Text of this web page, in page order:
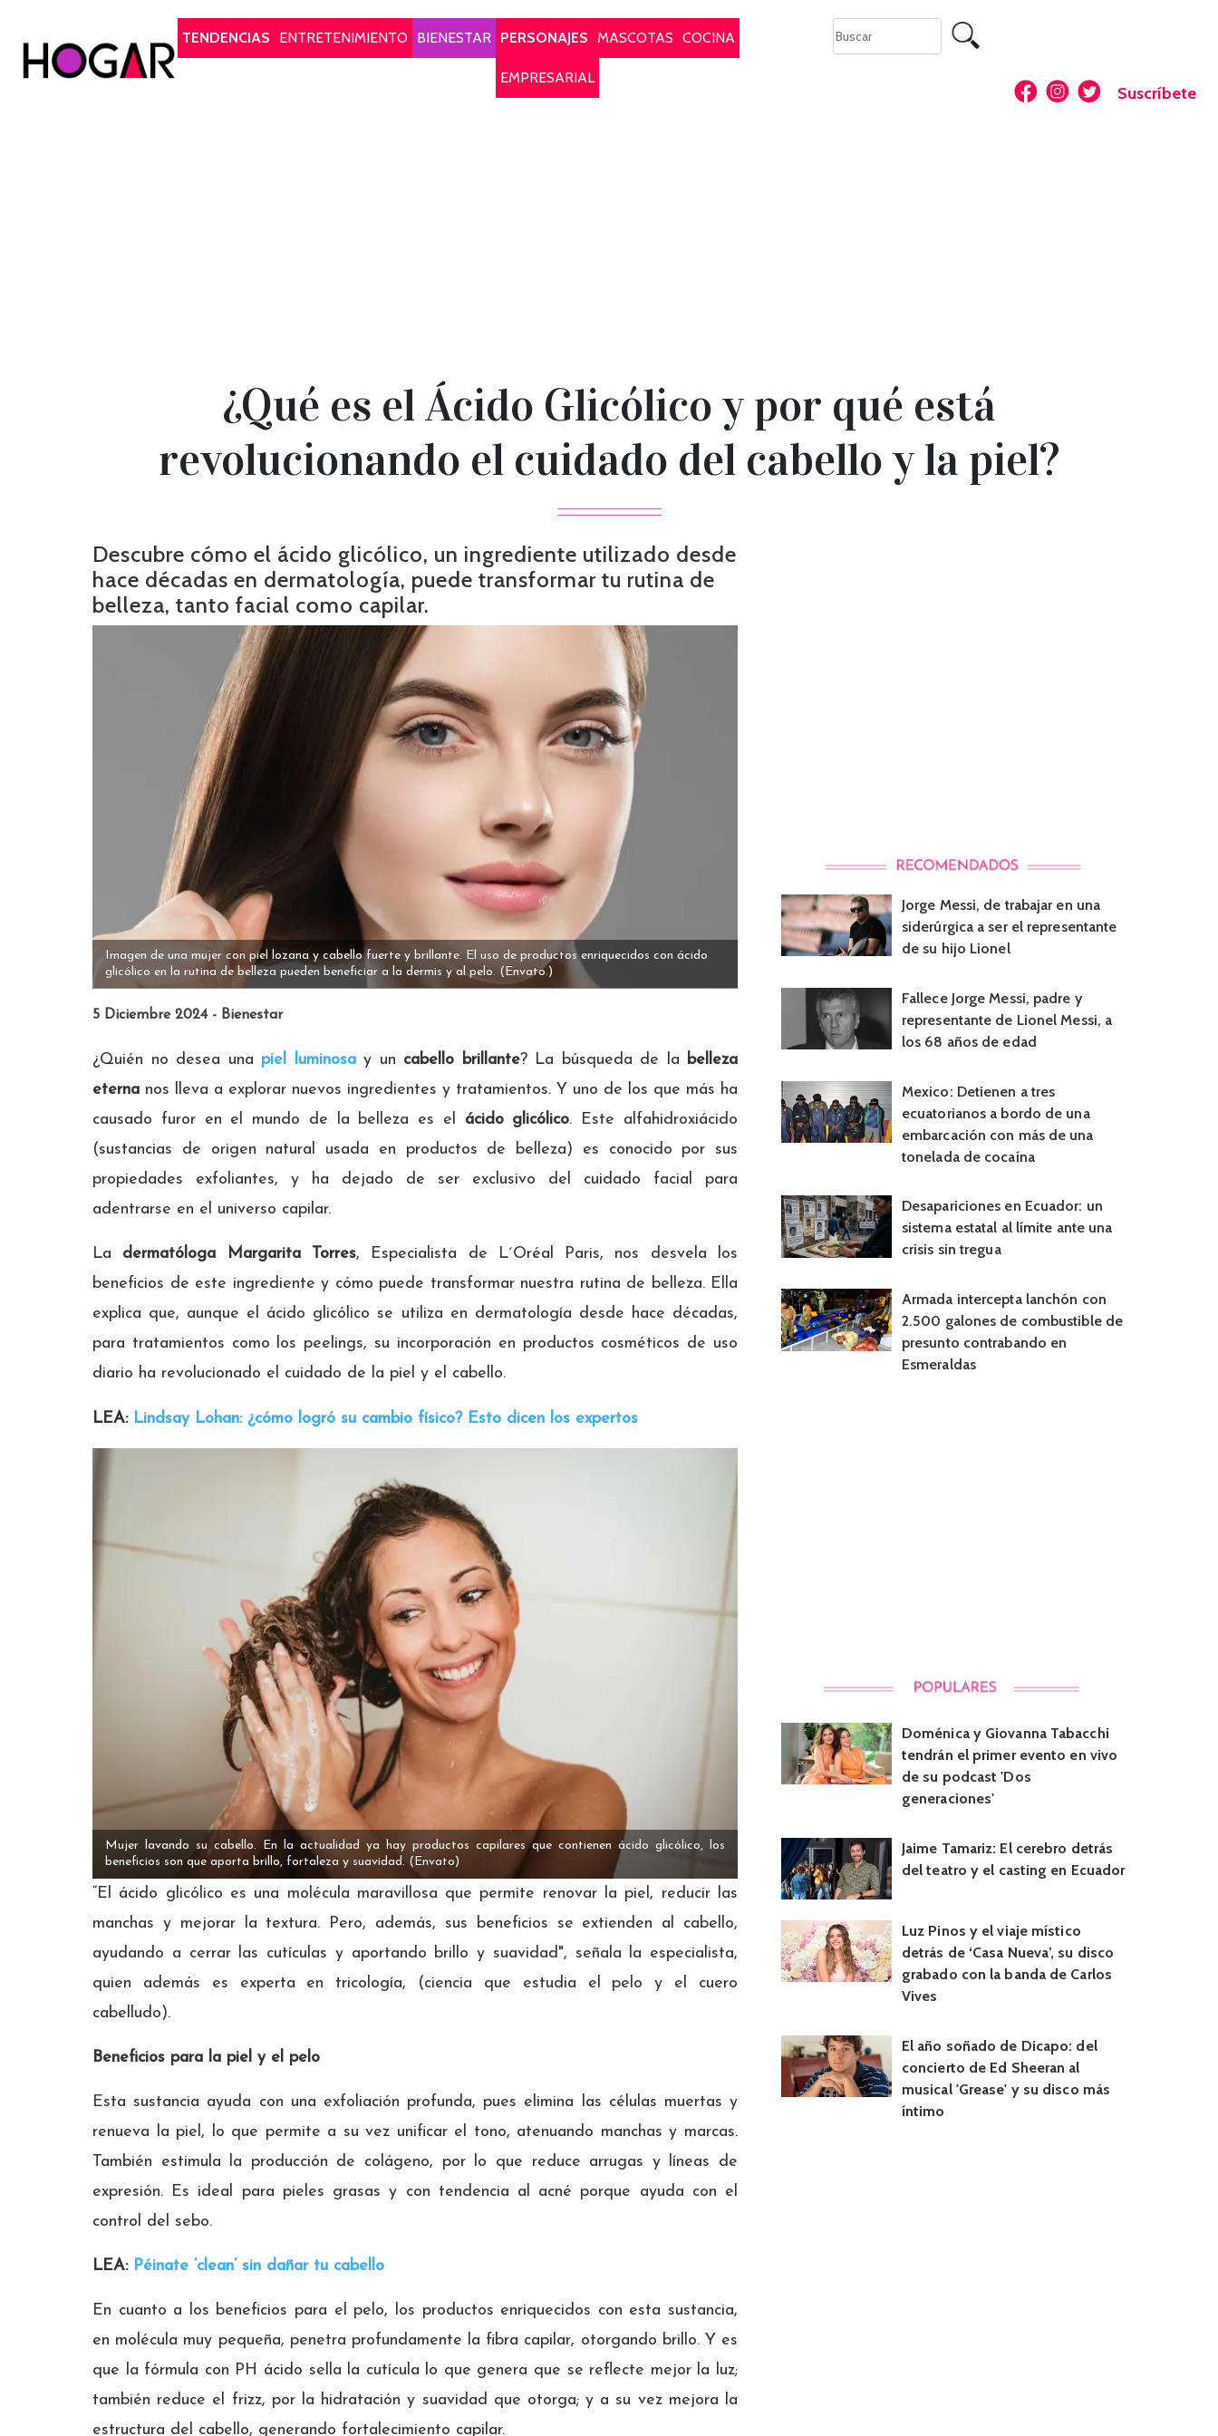
TENDENCIAS
ENTRETENIMIENTO BIENESTAR PERSONAJES MASCOTAS COCINA
EMPRESARIAL
Suscríbete
¿Qué es el Ácido Glicólico y por qué está
revolucionando el cuidado del cabello y la piel?
Descubre cómo el ácido glicólico, un ingrediente utilizado desde
hace décadas en dermatología, puede transformar tu rutina de
belleza, tanto facial como capilar.
Imagen de una mujer con piel lozana y cabello fuerte y brillante. El uso de productos enriquecidos con ácido
glicólico en la rutina de belleza pueden beneficiar a la dermis y al pelo. (Envato.)
5 Diciembre 2024 - Bienestar
¿Quién no desea una piel luminosay un cabello brillante? La búsqueda de la
belleza
eterna nos lleva a explorar nuevos ingredientes y tratamientos. Y uno de los que más ha
causado furor en el mundo de la belleza es el ácido glicólico. Este alfahidroxiácido
(sustancias de origen natural usada en productos de belleza) es conocido por sus
propiedades exfoliantes, y ha dejado de ser exclusivo del cuidado facial para
adentrarse en el universo capilar.
La dermatóloga Margarita Torres, Especialista de L´Oréal Paris, nos desvela los
beneficios de este ingrediente y cómo puede transformar nuestra rutina de belleza. Ella
explica que, aunque el ácido glicólico se utiliza en dermatología desde hace décadas,
para tratamientos como los peelings, su incorporación en productos cosméticos de uso
diario ha revolucionado el cuidado de la piel y el cabello.
LEA: Lindsay Lohan: ¿cómo logró su cambio físico? Esto dicen los expertos
Mujer lavando su cabello. En la actualidad ya hay productos capilares que contienen ácido glicólico, los
beneficios son que aporta brillo, fortaleza y suavidad. (Envato)
“El ácido glicólico es una molécula maravillosa que permite renovar la piel, reducir las
manchas y mejorar la textura. Pero, además, sus beneficios se extienden al cabello,
ayudando a cerrar las cutículas y aportando brillo y suavidad", señala la especialista,
quien además es experta en tricología, (ciencia que estudia el pelo y el cuero
cabelludo).
Beneficios para la piel y el pelo
Esta sustancia ayuda con una exfoliación profunda, pues elimina las células muertas y
renueva la piel, lo que permite a su vez unificar el tono, atenuando manchas y marcas.
También estimula la producción de colágeno, por lo que reduce arrugas y líneas de
expresión. Es ideal para pieles grasas y con tendencia al acné porque ayuda con el
control del sebo.
LEA: Péinate ‘clean’ sin dañar tu cabello
En cuanto a los beneficios para el pelo, los productos enriquecidos con esta sustancia,
en molécula muy pequeña, penetra profundamente la fibra capilar, otorgando brillo. Y es
que la fórmula con PH ácido sella la cutícula lo que genera que se reflecte mejor la luz;
también reduce el frizz, por la hidratación y suavidad que otorga; y a su vez mejora la
estructura del cabello, generando fortalecimiento capilar.
Jorge Messi, de trabajar en una
siderúrgica a ser el representante
de su hijo Lionel
Fallece Jorge Messi, padre y
representante de Lionel Messi, a
los 68 años de edad
Mexico: Detienen a tres
ecuatorianos a bordo de una
embarcación con más de una
tonelada de cocaína
Desapariciones en Ecuador: un
sistema estatal al límite ante una
crisis sin tregua
Armada intercepta lanchón con
2.500 galones de combustible de
presunto contrabando en
Esmeraldas
Doménica y Giovanna Tabacchi
tendrán el primer evento en vivo
de su podcast 'Dos
generaciones'
Jaime Tamariz: El cerebro detrás
del teatro y el casting en Ecuador
Luz Pinos y el viaje místico
detrás de ‘Casa Nueva’, su disco
grabado con la banda de Carlos
Vives
El año soñado de Dicapo: del
concierto de Ed Sheeran al
musical 'Grease' y su disco más
íntimo